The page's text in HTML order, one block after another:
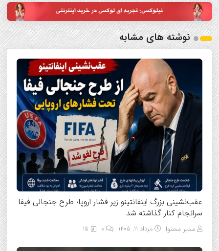
نوشته های مشابه
عقب‌نشینی بزرگ اینفانتینو زیر فشار اروپا؛ طرح جنجالی فیفا
سرانجام کنار گذاشته شد
مدیر محتوا مرداد ۱۱, ۱۴۰۵ 15